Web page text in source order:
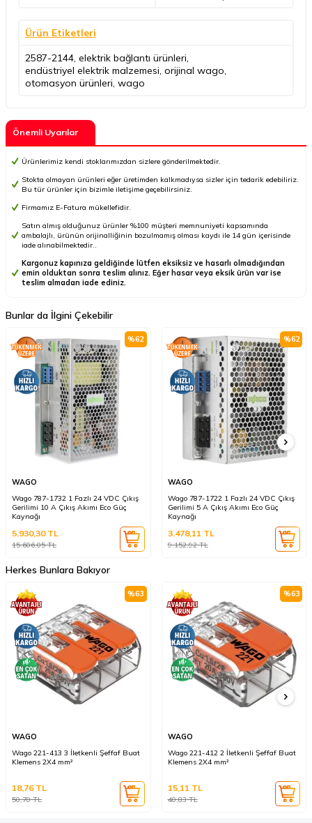
Ürün Etiketleri
2587-2144, elektrik bağlantı ürünleri,
endüstriyel elektrik malzemesi, orijinal wago,
otomasyon ürünleri, wago
Önemli Uyarılar
Ürünlerimiz kendi stoklarımızdan sizlere gönderilmektedir.
Stokta olmayan ürünleri eğer üretimden kalkmadıysa sizler için tedarik edebiliriz.
Bu tür ürünler için bizimle iletişime geçebilirsiniz.
Firmamız E-Fatura mükellefidir.
Satın almış olduğunuz ürünler %100 müşteri memnuniyeti kapsamında
ambalajlı, ürünün orijinalliğinin bozulmamış olması kaydı ile 14 gün içerisinde
iade alınabilmektedir..
Kargonuz kapınıza geldiğinde lütfen eksiksiz ve hasarlı olmadığından
emin olduktan sonra teslim alınız. Eğer hasar veya eksik ürün var ise
teslim almadan iade ediniz.
Bunlar da İlgini Çekebilir
%62
WAGO
Wago 787-1732 1 Fazlı 24 VDC Çıkış
Gerilimi 10 A Çıkış Akımı Eco Güç
Kaynağı
15.606,05TL
5.930,30TL
%62
WAGO
Wago 787-1722 1 Fazlı 24 VDC Çıkış
Gerilimi 5 A Çıkış Akımı Eco Güç
Kaynağı
9.152,92TL
3.478,11 TL
Herkes Bunlara Bakıyor
%63
WAGO
Wago 221-413 3 İletkenli Şeffaf Buat
Klemens 2X4 mm²
50,70TL
18,76TL
%63
WAGO
Wago 221-412 2 İletkenli Şeffaf Buat
Klemens 2X4 mm²
40,83TL
15,11 TL